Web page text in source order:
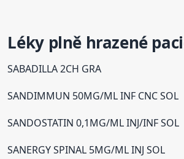
Léky plně hrazené
SABADILLA 2CH GRA
SANDIMMUN 50MG/ML INF CNC SOL
SANDOSTATIN 0,1MG/ML INJ/INF SOL
SANERGY SPINAL 5MG/ML INJ SOL